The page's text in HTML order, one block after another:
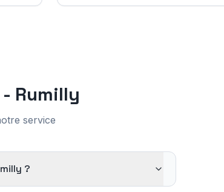
Rumilly
service
?